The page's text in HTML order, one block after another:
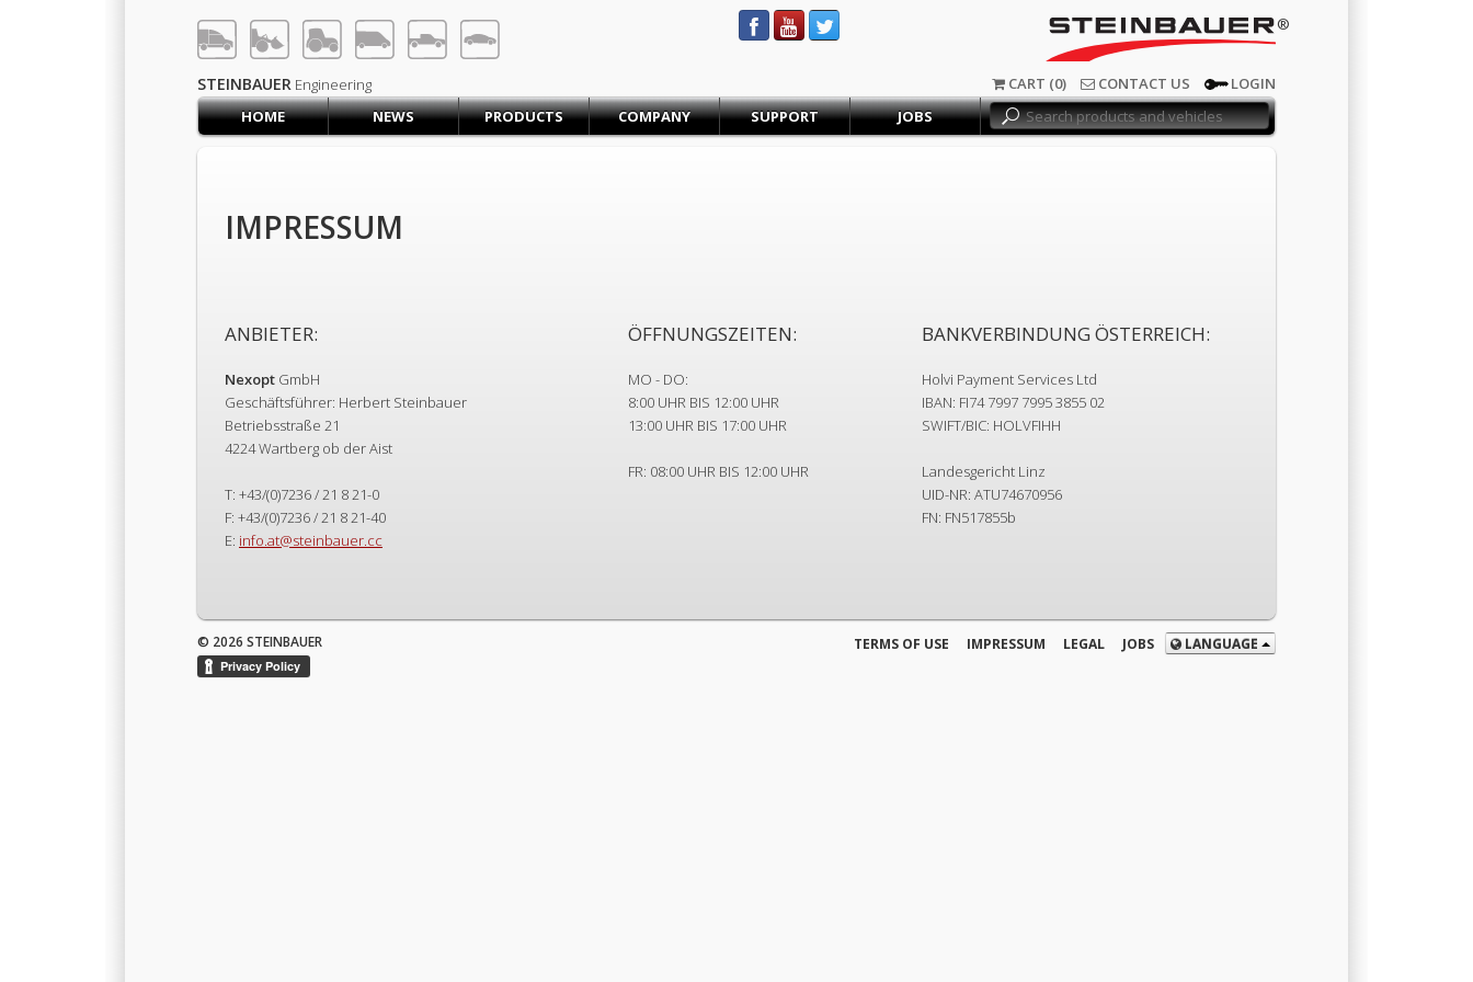
SIGN UP
®
STEINBAUER Engineering CART (0) CONTACT US
LOGIN
HOME
NEWS PRODUCTS COMPANY SUPPORT JOBS
IMPRESSUM
ANBIETER:
Nexopt GmbH
Geschäftsführer: Herbert Steinbauer
Betriebsstraße 21
4224 Wartberg ob der Aist
T: +43/(0)7236 / 21 8 21-0
F: +43/(0)7236 / 21 8 21-40
E: info.at@steinbauer.cc
ÖFFNUNGSZEITEN:
MO - DO:
8:00 UHR BIS 12:00 UHR
13:00 UHR BIS 17:00 UHR
FR: 08:00 UHR BIS 12:00 UHR
BANKVERBINDUNG ÖSTERREICH:
Holvi Payment Services Ltd
IBAN: FI74 7997 7995 3855 02
SWIFT/BIC: HOLVFIHH
Landesgericht Linz
UID-NR: ATU74670956
FN: FN517855b
© 2026 STEINBAUER TERMS OF USE IMPRESSUM LEGAL JOBS LANGUAGE